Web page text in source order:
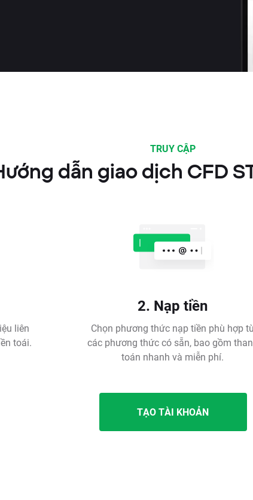
TRUY CẬP
dẫn giao dịch CFD
liên
toái.
2. Nạp tiền
Chọn phương thức nạp tiền phù hợp
các phương thức có sẵn, bao gồm
toán nhanh và miễn phí.
TẠO TÀI KHOẢN